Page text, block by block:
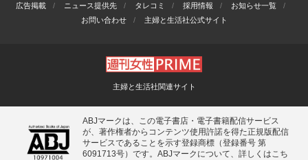
広告掲載
ニュース提供先 タレコミ 採用情報
お知らせ一覧
お問い合わせ
主婦と生活社公式サイト
主婦と生活社関連サイト
ABJマークは、この電子書店・電子書籍配信サービス
が、著作権者からコンテンツ使用許諾を得た正規版配信
サービスであることを示す登録商標（登録番号 第
6091713号）です。ABJマークについて、詳しくはこち